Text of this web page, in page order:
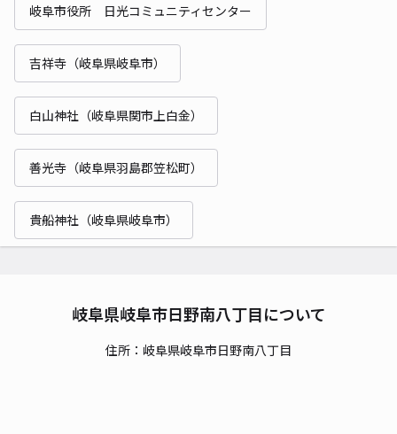
岐阜市役所 日光コミュニティセンター
吉祥寺（岐阜県岐阜市）
白山神社（岐阜県関市上白金）
善光寺（岐阜県羽島郡笠松町）
貴船神社（岐阜県岐阜市）
岐阜県岐阜市日野南八丁目について
住所：岐阜県岐阜市日野南八丁目